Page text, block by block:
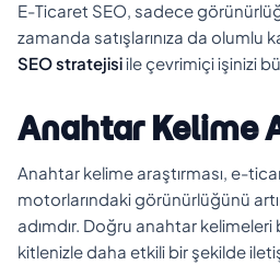
E-Ticaret SEO, sadece
zamanda satışlarınıza da olumlu
SEO stratejisiile çevrimiçi işinizi
Anahtar Kelime
Anahtar kelime araştırması, e-
motorlarındaki görünürlüğünü
adımdır. Doğru anahtar
kitlenizle daha etkili bir şekilde